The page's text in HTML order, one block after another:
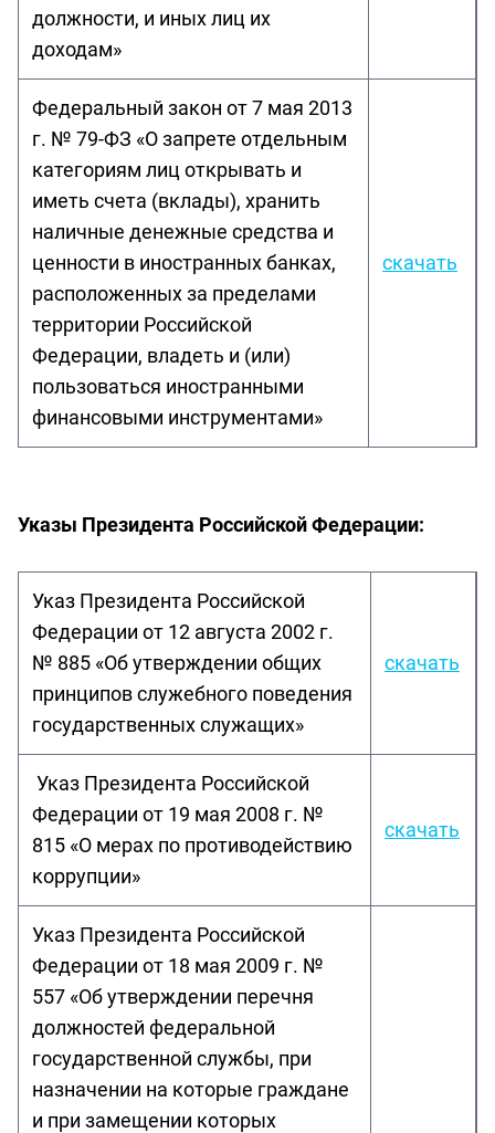
должности, и иных лиц их
доходам»
Федеральный закон от 7 мая 2013
г. № 79-ФЗ «О запрете отдельным
категориям лиц открывать и
иметь счета (вклады), хранить
наличные денежные средства и
ценности в иностранных банках,
расположенных за пределами
территории Российской
Федерации, владеть и (или)
пользоваться иностранными
финансовыми инструментами»
скачать
Указы Президента Российской Федерации:
Указ Президента Российской
Федерации от 12 августа 2002 г.
№ 885 «Об утверждении общих
принципов служебного поведения
государственных служащих»
скачать
Указ Президента Российской
Федерации от 19 мая 2008 г. №
815 «О мерах по противодействию
коррупции»
скачать
Указ Президента Российской
Федерации от 18 мая 2009 г. №
557 «Об утверждении перечня
должностей федеральной
государственной службы, при
назначении на которые граждане
и при замещении которых